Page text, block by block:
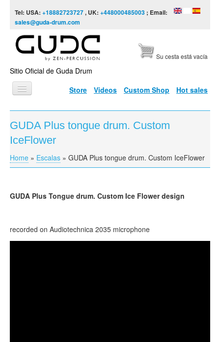
Tel: USA: +18882723727, UK: +448000485003 ; Email:
sales@guda-drum.com
Sitio Oficial de Guda Drum
Su cesta está vacía
Store Videos Custom Shop Hot sales
INICIO
TIPOS DE GUDA
GUDA Plus tongue drum. Custom
IceFlower
You are here
Home » Escalas » GUDA Plus tongue drum. Custom IceFlower
GUDA Plus Tongue drum. Custom Ice Flower design
recorded on Audiotechnica 2035 microphone